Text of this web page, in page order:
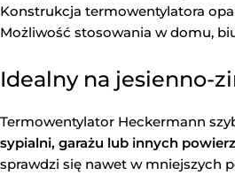
Konstrukcja termowentylatora
Możliwość stosowania w domu,
Idealny na jesienno-
Termowentylator Heckermann
sypialni, garażu lub innych
sprawdzi się nawet w mniejszych